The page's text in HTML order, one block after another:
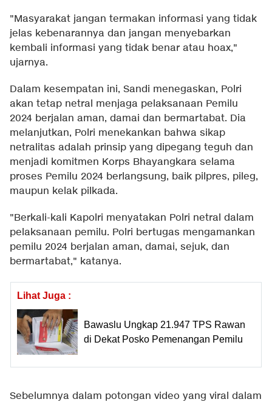
"Masyarakat jangan termakan informasi yang tidak
jelas kebenarannya dan jangan menyebarkan
kembali informasi yang tidak benar atau hoax,"
ujarnya.
Dalam kesempatan ini, Sandi menegaskan, Polri
akan tetap netral menjaga pelaksanaan Pemilu
2024 berjalan aman, damai dan bermartabat. Dia
melanjutkan, Polri menekankan bahwa sikap
netralitas adalah prinsip yang dipegang teguh dan
menjadi komitmen Korps Bhayangkara selama
proses Pemilu 2024 berlangsung, baik pilpres, pileg,
maupun kelak pilkada.
"Berkali-kali Kapolri menyatakan Polri netral dalam
pelaksanaan pemilu. Polri bertugas mengamankan
pemilu 2024 berjalan aman, damai, sejuk, dan
bermartabat," katanya.
Lihat Juga :
Bawaslu Ungkap 21.947 TPS Rawan
di Dekat Posko Pemenangan Pemilu
Sebelumnya dalam potongan video yang viral dalam